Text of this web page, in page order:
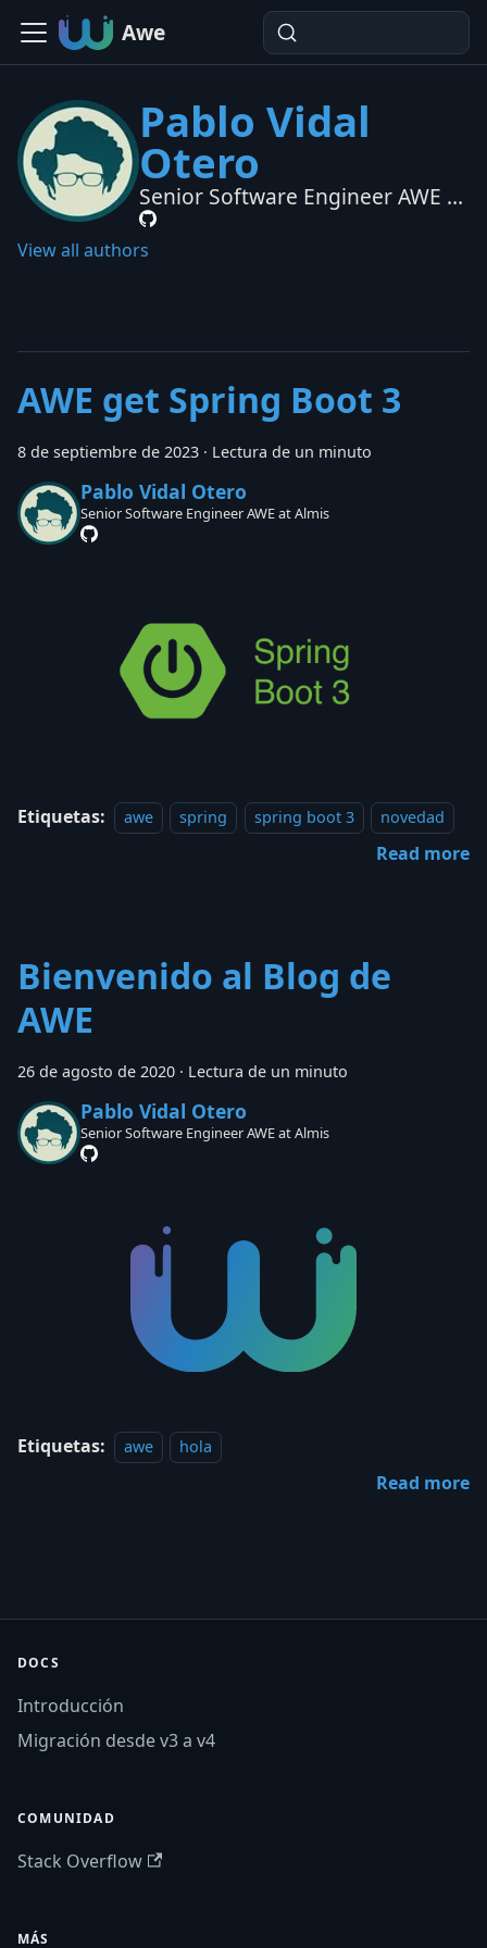
Awe
Pablo Vidal
Otero
Senior Software Engineer AWE at
Almis
View all authors
AWE get Spring Boot 3
8 de septiembre de 2023 · Lectura de un minuto
Pablo Vidal Otero
Senior Software Engineer AWE at Almis
Etiquetas: awe spring spring boot 3 novedad
Read more
Bienvenido al Blog de
AWE
26 de agosto de 2020 · Lectura de un minuto
Pablo Vidal Otero
Senior Software Engineer AWE at Almis
Etiquetas: awe hola
Read more
DOCS
Introducción
Migración desde v3 a v4
COMUNIDAD
Stack Overflow
MÁS